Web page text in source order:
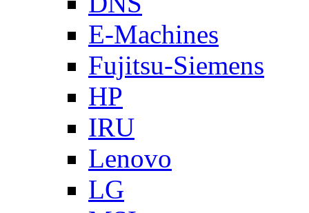
E-Machines
Fujitsu-Siemens
HP
IRU
Lenovo
LG